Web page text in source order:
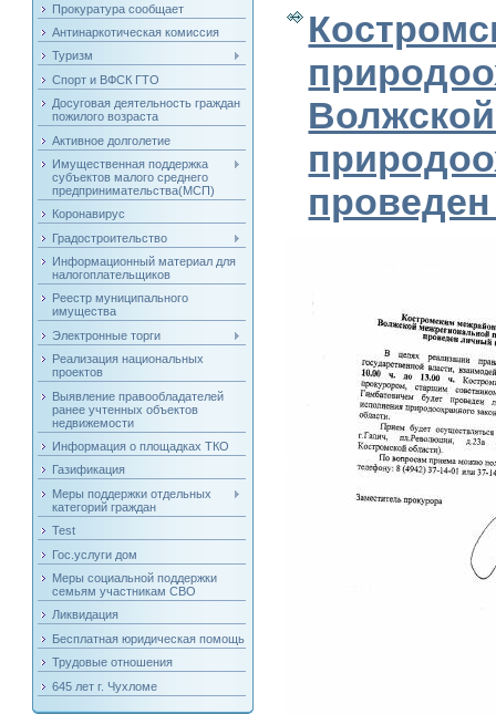
Прокуратура сообщает
Антинаркотическая комиссия
Туризм
Спорт и ВФСК ГТО
Досуговая деятельность граждан
пожилого возраста
Активное долголетие
Имущественная поддержка
субъектов малого среднего
предпринимательства(МСП)
Коронавирус
Градостроительство
Информационный материал для
налогоплательщиков
Реестр муниципального
имущества
Электронные торги
Реализация национальных
проектов
Выявление правообладателей
ранее учтенных объектов
недвижемости
Информация о площадках ТКО
Газификация
Меры поддержки отдельных
категорий граждан
Test
Гос.услуги дом
Меры социальной поддержки
семьям участникам СВО
Ликвидация
Бесплатная юридическая помощь
Трудовые отношения
645 лет г. Чухломе